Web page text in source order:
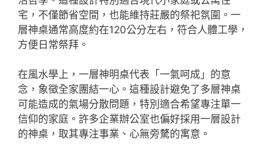
宅，不僅節省空間，也能維持莊嚴的祭祀氛圍。一
層神桌通常高度約在120公分左右，符合人體工學，
方便日常祭拜。
在風水學上，一層神明桌代表「一氣呵成」的意
念，象徵全家團結一心。這種設計避免了多層神桌
可能造成的氣場分散問題，特別適合希望專注單一
信仰的家庭。許多企業辦公室也偏好採用一層設計
的神桌，取其專注事業、心無旁騖的寓意。